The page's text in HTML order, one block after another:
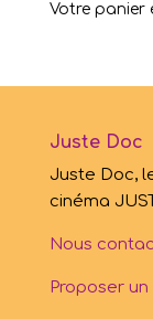
Votre panier
Juste Doc
Juste Doc,
cinéma
Nous
Proposer un